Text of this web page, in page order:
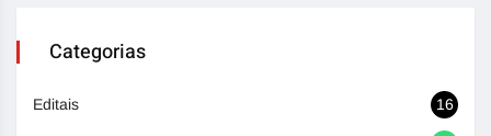
Categorias
Editais 16